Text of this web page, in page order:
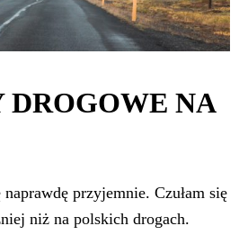
DROGOWE NA
przyjemnie. Czułam się
niż na polskich drogach.